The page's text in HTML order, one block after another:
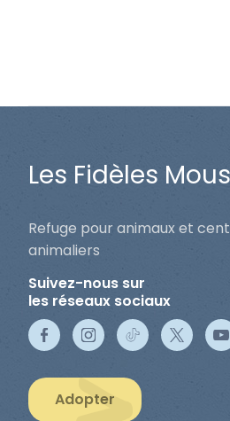
Les Fidèles
Refuge pour animaux et
animaliers
Suivez-nous sur
les réseaux sociaux
Adopter